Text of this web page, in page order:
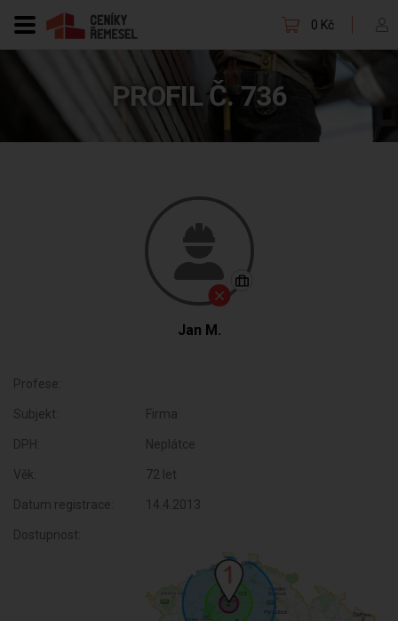
0 Kč
PROFIL Č. 736
Jan M.
Profese:
Subjekt: Firma
DPH: Neplátce
Věk: 72 let
Datum registrace: 14.4.2013
Dostupnost: